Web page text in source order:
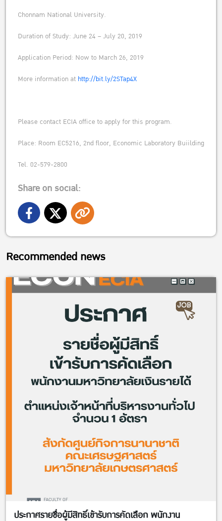
Chonnam National University.
Duration of Study: June 24 – July 20, 2019
Application Period: Now to March 26, 2019
More information at http://bit.ly/2STap4X
Please contact ECIA office to apply for this program.
Place: Room EC5216, 2nd floor, Economic Laboratory Buiilding
Tel. 02-579-2800
Share on social:
Recommended news
ประกาศรายชื่อผู้มีสิทธิ์เข้ารับการคัดเลือก พนักงาน